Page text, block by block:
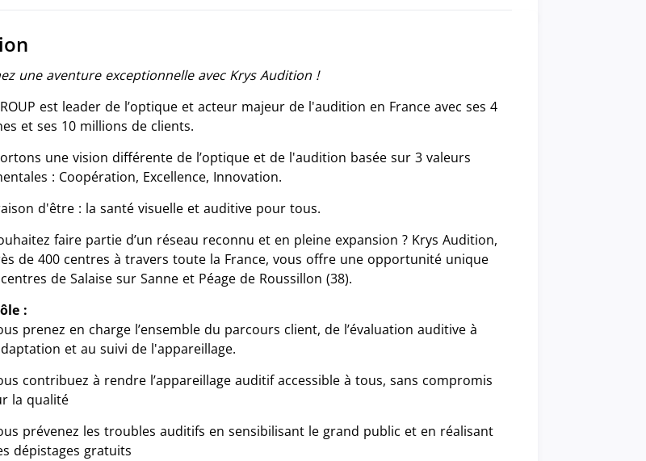
une aventure exceptionnelle avec Krys Audition !
est leader de l’optique et acteur majeur de l'audition en France avec ses 4
et ses 10 millions de clients.
une vision différente de l’optique et de l'audition basée sur 3 valeurs
: Coopération, Excellence, Innovation.
d'être : la santé visuelle et auditive pour tous.
faire partie d’un réseau reconnu et en pleine expansion ? Krys Audition,
de 400 centres à travers toute la France, vous offre une opportunité unique
de Salaise sur Sanne et Péage de Roussillon (38).
:
prenez en charge l’ensemble du parcours client, de l’évaluation auditive à
et au suivi de l'appareillage.
contribuez à rendre l’appareillage auditif accessible à tous, sans compromis
la qualité
prévenez les troubles auditifs en sensibilisant le grand public et en réalisant
dépistages gratuits
(nouvelle fenêtre)
email (nouvelle fenêtre)